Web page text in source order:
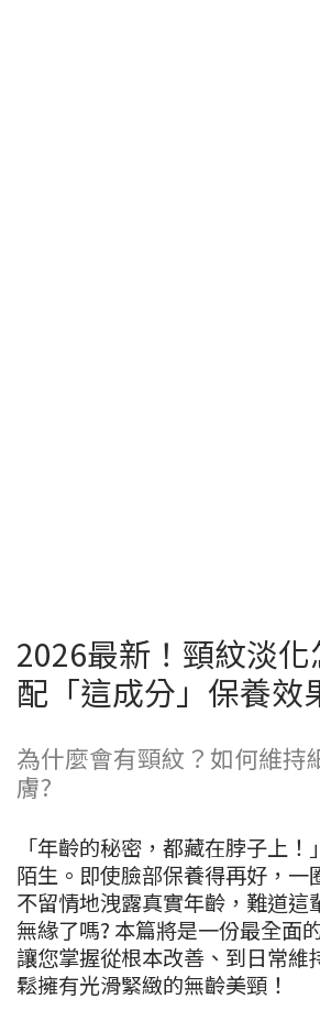
2026最新！頸紋淡
配「這成分」保養效
為什麼會有頸紋？如何維持
膚?
「年齡的秘密，都藏在脖子上
陌生。即使臉部保養得再好，一
不留情地洩露真實年齡，難道這
無緣了嗎? 本篇將是一份最全面
讓您掌握從根本改善、到日常維
鬆擁有光滑緊緻的無齡美頸！